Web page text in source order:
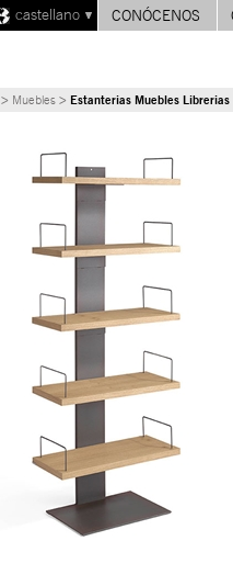
castellano CONÓCENOS
> Muebles > Estanterias Muebles Librerias